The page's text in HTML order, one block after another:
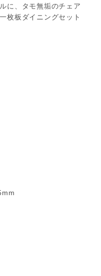
に、タモ無垢のチェア
枚板ダイニングセット